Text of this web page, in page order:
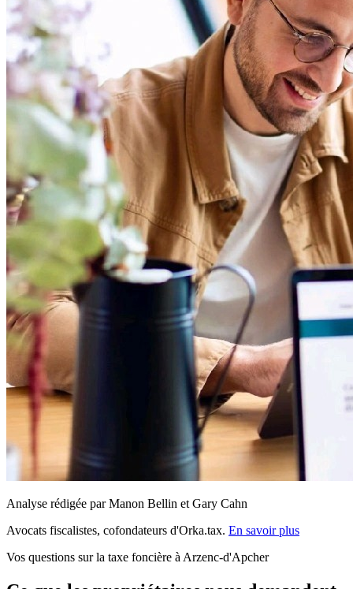
Analyse rédigée par Manon Bellin et Gary Cahn
Avocats fiscalistes, cofondateurs d'Orka.tax. En savoir plus
Vos questions sur la taxe foncière à Arzenc-d'Apcher